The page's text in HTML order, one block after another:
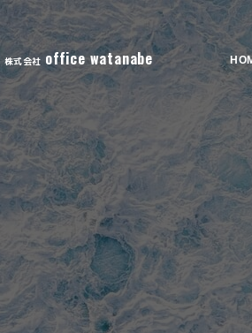
株式会社 office watanabe